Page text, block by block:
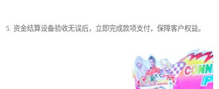
5. 资金结算设备验收无误后，立即完成款项支付，保障客户权益。